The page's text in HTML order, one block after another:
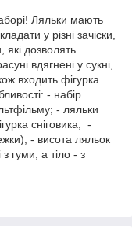
Ляльки мають
у різні зачіски,
які дозволять
вдягнені у сукні,
входить фігурка
- набір
- ляльки
сніговика; -
- висота ляльок
гуми, а тіло - з